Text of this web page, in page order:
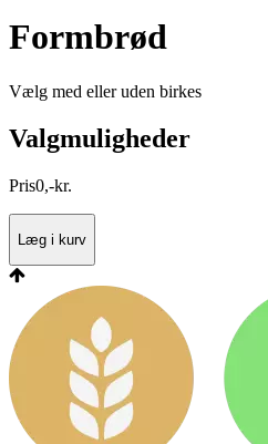
Formbrød
Vælg med eller uden birkes
Valgmuligheder
Pris0,-kr.
Læg i kurv